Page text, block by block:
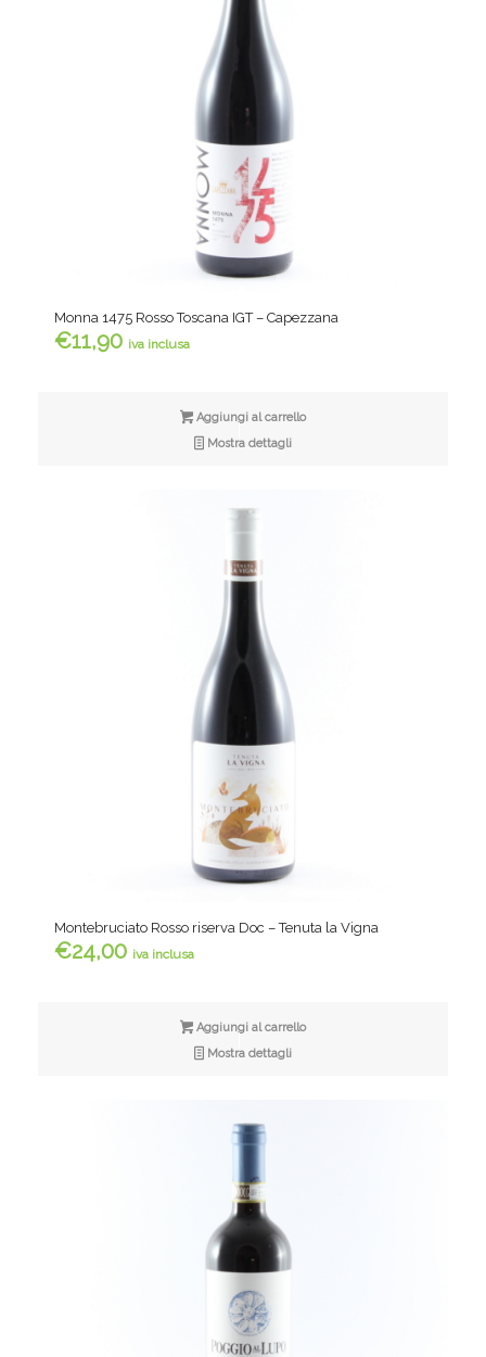
Monna 1475 Rosso Toscana IGT – Capezzana
€11,90 iva inclusa
Aggiungi al carrello
Mostra dettagli
Montebruciato Rosso riserva Doc – Tenuta la Vigna
€24,00 iva inclusa
Aggiungi al carrello
Mostra dettagli